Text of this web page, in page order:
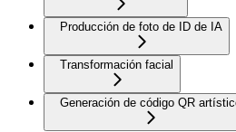
Producción de foto de ID de IA
Transformación facial
Generación de código QR